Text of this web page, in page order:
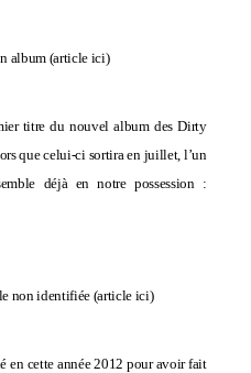
album (article ici)
titre du nouvel album des Dirty
que celui-ci sortira en juillet, l’un
déjà en notre possession :
non identifiée (article ici)
en cette année 2012 pour avoir fait